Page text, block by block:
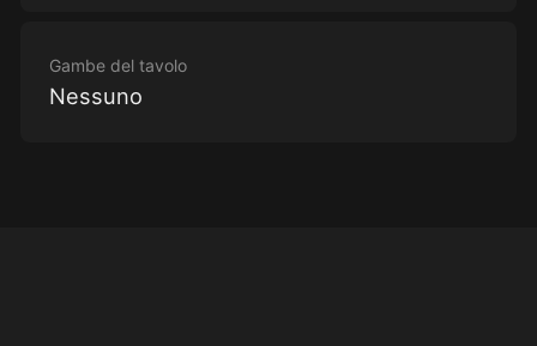
Gambe del tavolo
Nessuno